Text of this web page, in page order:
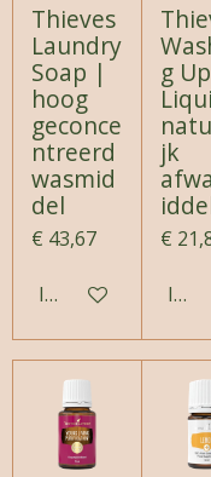
Thieves
Laundry
Soap |
hoog
geconce
ntreerd
wasmid
del
€ 43,67
In winkelwagen
g Up
jk
€
In